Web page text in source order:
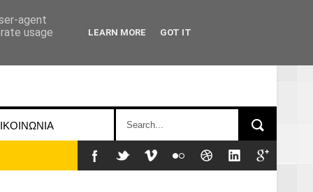
agent
usage
LEARN MORE GOT IT